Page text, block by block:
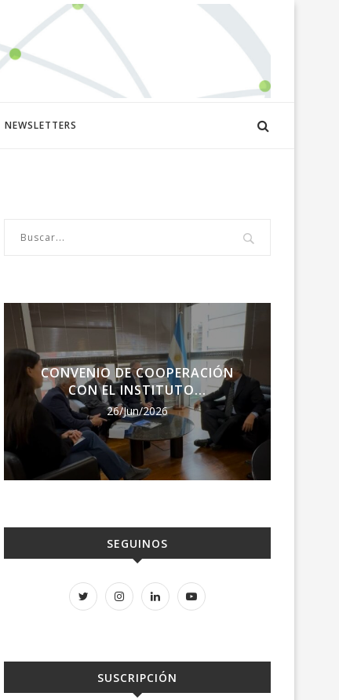
NEWSLETTERS
CONVENIO DE COOPERACIÓN
CON EL INSTITUTO...
26/Jun/2026
SEGUINOS
SUSCRIPCIÓN